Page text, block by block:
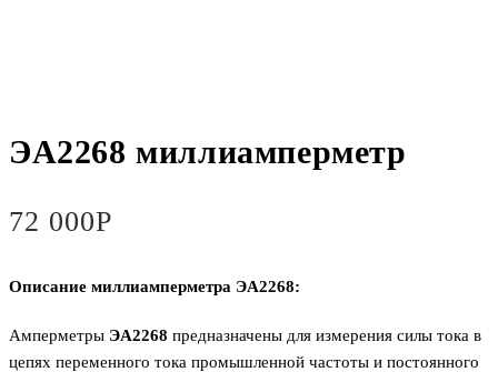
ЭА2268 миллиамперметр
72 000Р
Описание миллиамперметра ЭА2268:
Амперметры ЭА2268 предназначены для измерения силы тока в
цепях переменного тока промышленной частоты и постоянного